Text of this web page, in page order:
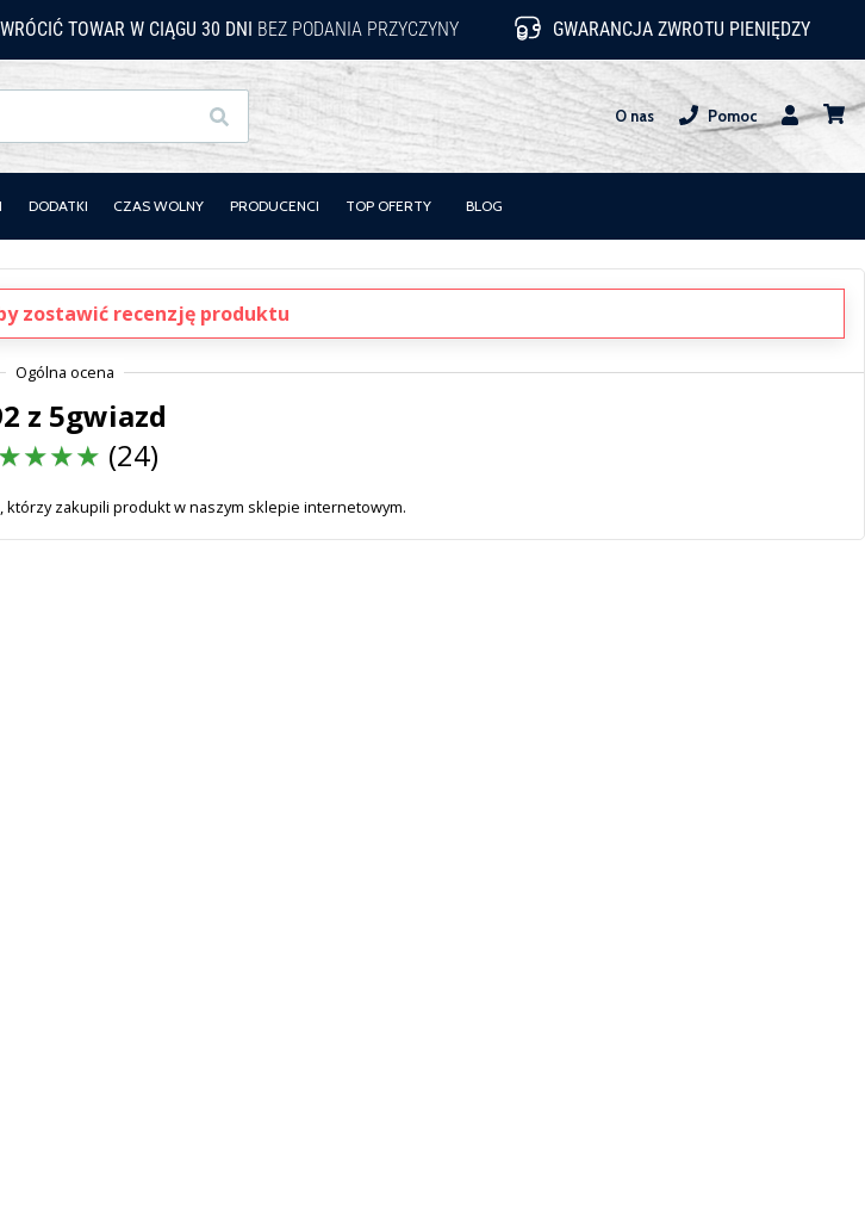
TOWAR W CIĄGU 30 DNI BEZ PODANIA PRZYCZYNY GWARANCJA ZWROTU PIENIĘDZY
Szukaj O nas
Pomoc
Użytkownik
DODATKI CZAS WOLNY PRODUCENCI TOP OFERTY BLOG
zostawić recenzję produktu
z 5gwiazd
(24)
zakupili produkt w naszym sklepie internetowym.